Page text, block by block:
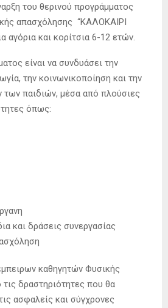
του θερινού προγράμματος
απασχόλησης “ΚΑΛΟΚΑΙΡΙ
και κορίτσια 6-12 ετών.
είναι να συνδυάσει την
την κοινωνικοποίηση και την
των παιδιών, μέσα από πλούσιες
όπως:
και δράσεις συνεργασίας
καθηγητών Φυσικής
δραστηριότητες που θα
ασφαλείς και σύγχρονες